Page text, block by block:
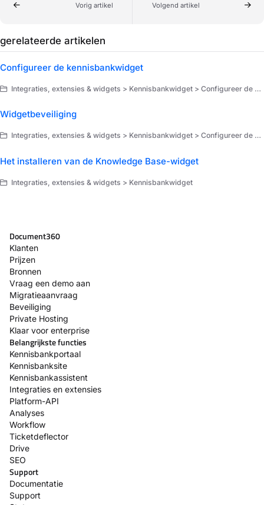
Vorig artikel Volgend artikel
gerelateerde artikelen
Configureer de kennisbankwidget
Integraties, extensies & widgets > Kennisbankwidget > Configureer de kennisbankwidget
Widgetbeveiliging
Integraties, extensies & widgets > Kennisbankwidget > Configureer de kennisbankwidget
Het installeren van de Knowledge Base-widget
Integraties, extensies & widgets > Kennisbankwidget
Document360
Klanten
Prijzen
Bronnen
Vraag een demo aan
Migratieaanvraag
Beveiliging
Private Hosting
Klaar voor enterprise
Belangrijkste functies
Kennisbankportaal
Kennisbanksite
Kennisbankassistent
Integraties en extensies
Platform-API
Analyses
Workflow
Ticketdeflector
Drive
SEO
Support
Documentatie
Support